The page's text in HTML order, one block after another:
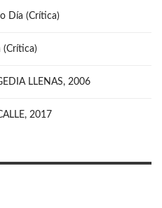
Día (Crítica)
(Crítica)
LLENAS, 2006
2017